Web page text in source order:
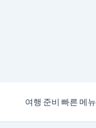
여행 준비 빠른 메뉴